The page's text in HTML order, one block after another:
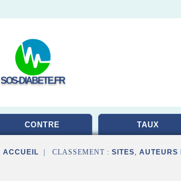
SOS-DIABETE.FR
CONTRE TAUX
ACCUEIL | CLASSEMENT : SITES, AUTEURS